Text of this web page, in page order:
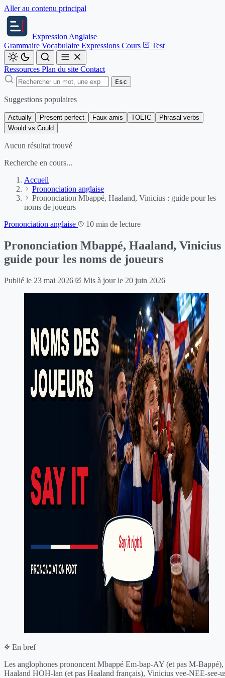
Aller au contenu principal
Expression Anglaise
Grammaire Vocabulaire Expressions Cours Test
Ressources Plan du site Contact
Esc
Suggestions populaires
Actually Present perfect Faux-amis TOEIC
Phrasal verbs
Would vs Could
Aucun résultat trouvé
Recherche en cours...
Accueil
Prononciation anglaise
Prononciation Mbappé, Haaland, Vinicius : guide pour les
noms de joueurs
Prononciation anglaise
10 min de lecture
Prononciation Mbappé, Haaland, Vinicius
guide pour les noms de joueurs
Publié le 23 mai 2026 Mis à jour le 20 juin 2026
En bref
Les anglophones prononcent Mbappé Em-bap-AY (et pas M-Bappé),
Haaland HOH-lan (et pas Haaland français), Vinicius vee-NEE-see-